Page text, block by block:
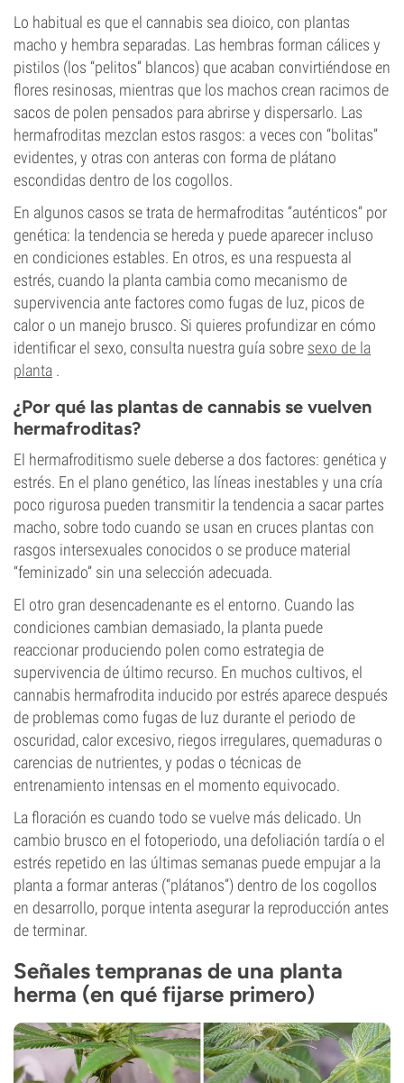
Lo habitual es que el cannabis sea dioico, con plantas
macho y hembra separadas. Las hembras forman cálices y
pistilos (los “pelitos” blancos) que acaban convirtiéndose en
flores resinosas, mientras que los machos crean racimos de
sacos de polen pensados para abrirse y dispersarlo. Las
hermafroditas mezclan estos rasgos: a veces con “bolitas”
evidentes, y otras con anteras con forma de plátano
escondidas dentro de los cogollos.
En algunos casos se trata de hermafroditas “auténticos” por
genética: la tendencia se hereda y puede aparecer incluso
en condiciones estables. En otros, es una respuesta al
estrés, cuando la planta cambia como mecanismo de
supervivencia ante factores como fugas de luz, picos de
calor o un manejo brusco. Si quieres profundizar en cómo
identificar el sexo, consulta nuestra guía sobre sexo de la
planta .
¿Por qué las plantas de cannabis se vuelven
hermafroditas?
El hermafroditismo suele deberse a dos factores: genética y
estrés. En el plano genético, las líneas inestables y una cría
poco rigurosa pueden transmitir la tendencia a sacar partes
macho, sobre todo cuando se usan en cruces plantas con
rasgos intersexuales conocidos o se produce material
“feminizado” sin una selección adecuada.
El otro gran desencadenante es el entorno. Cuando las
condiciones cambian demasiado, la planta puede
reaccionar produciendo polen como estrategia de
supervivencia de último recurso. En muchos cultivos, el
cannabis hermafrodita inducido por estrés aparece después
de problemas como fugas de luz durante el periodo de
oscuridad, calor excesivo, riegos irregulares, quemaduras o
carencias de nutrientes, y podas o técnicas de
entrenamiento intensas en el momento equivocado.
La floración es cuando todo se vuelve más delicado. Un
cambio brusco en el fotoperiodo, una defoliación tardía o el
estrés repetido en las últimas semanas puede empujar a la
planta a formar anteras (“plátanos”) dentro de los cogollos
en desarrollo, porque intenta asegurar la reproducción antes
de terminar.
Señales tempranas de una planta
herma (en qué fijarse primero)